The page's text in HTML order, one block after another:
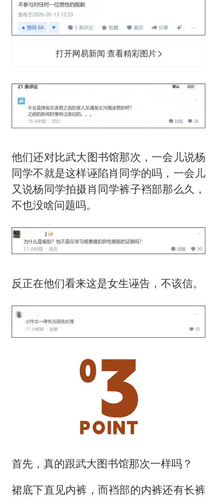
打开网易新闻 查看精彩图片
他们还对比武大图书馆那次，一会儿说杨
同学不就是这样诬陷肖同学的吗，一会儿
又说杨同学拍摄肖同学裤子裆部那么久，
不也没啥问题吗。
反正在他们看来这是女生诬告，不该信。
首先，真的跟武大图书馆那次一样吗？
裙底下直见内裤，而裆部的内裤还有长裤